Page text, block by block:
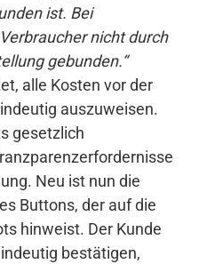
ist. Bei
nicht durch
gebunden.“
alle Kosten vor der
auszuweisen.
gesetzlich
Neu ist nun die
Buttons, der auf die
hinweist. Der Kunde
bestätigen,